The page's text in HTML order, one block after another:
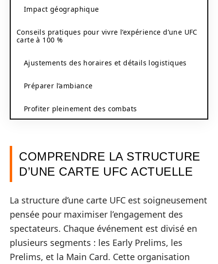
Impact géographique
Conseils pratiques pour vivre l’expérience d’une UFC
carte à 100 %
Ajustements des horaires et détails logistiques
Préparer l’ambiance
Profiter pleinement des combats
COMPRENDRE LA STRUCTURE
D’UNE CARTE UFC ACTUELLE
La structure d’une carte UFC est soigneusement
pensée pour maximiser l’engagement des
spectateurs. Chaque événement est divisé en
plusieurs segments : les Early Prelims, les
Prelims, et la Main Card. Cette organisation